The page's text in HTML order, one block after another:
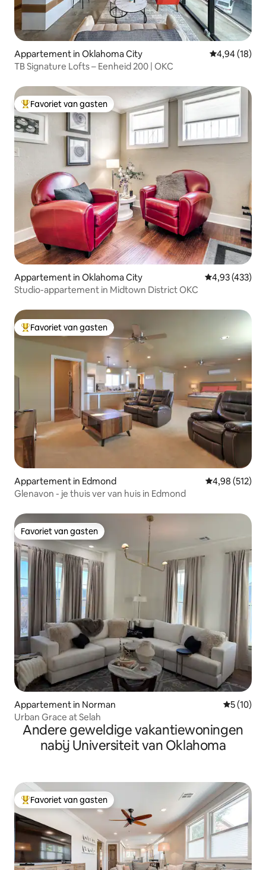
Appartement in Oklahoma City Gemiddelde
4,94 (18)
TB Signature Lofts – Eenheid 200 | OKC
Topfavoriet van gasten
Favoriet van gasten
Appartement in Oklahoma City Gemiddelde
4,93 (433)
Studio-appartement in Midtown District OKC
Topfavoriet van gasten
Favoriet van gasten
Appartement in Edmond Gemiddelde
4,98 (512)
Glenavon - je thuis ver van huis in Edmond
Favoriet van gasten
Favoriet van gasten
Appartement in Norman
5 (10)
Urban Grace at Selah
Andere geweldige vakantiewoningen
nabij Universiteit van Oklahoma
Topfavoriet van gasten
Favoriet van gasten